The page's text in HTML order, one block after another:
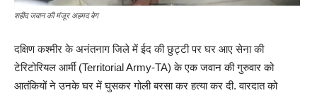
शहीद जवान की मंजूर अहमद बेग
दक्षिण कश्मीर के अनंतनाग जिले में ईद की छुट्टी पर घर आए सेना की
टेरिटोरियल आर्मी (Territorial Army-TA) के एक जवान की गुरुवार को
आतंकियों ने उनके घर में घुसकर गोली बरसा कर हत्या कर दी. वारदात को